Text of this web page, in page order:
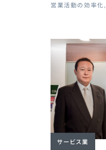
営業活動の効率化
サービス業